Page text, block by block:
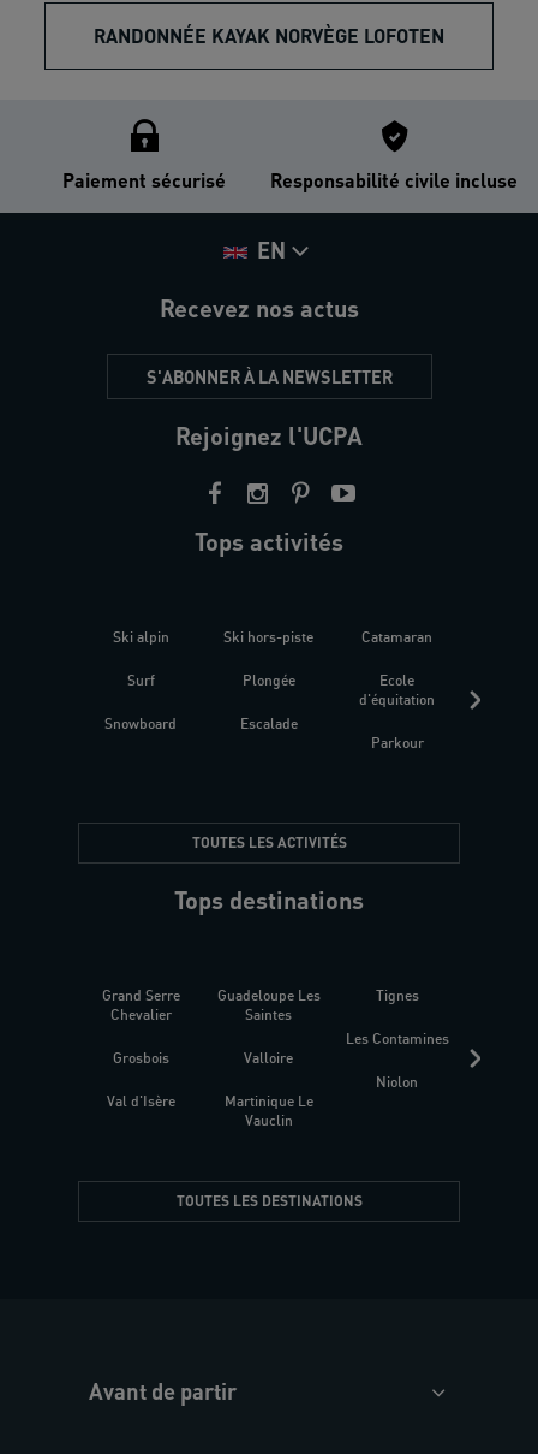
RANDONNÉE KAYAK NORVÈGE LOFOTEN
Paiement sécurisé Responsabilité civile incluse
EN
Recevez nos actus
S'ABONNER À LA NEWSLETTER
Rejoignez l'UCPA
Tops activités
Ski alpin
Surf
Snowboard
Ski hors-piste
Plongée
Escalade
Catamaran
Ecole
d'équitation
Parkour
TOUTES LES ACTIVITÉS
Tops destinations
Grand Serre
Chevalier
Grosbois
Val d'Isère
Guadeloupe Les
Saintes
Valloire
Martinique Le
Vauclin
Tignes
Les Contamines
Niolon
TOUTES LES DESTINATIONS
Avant de partir